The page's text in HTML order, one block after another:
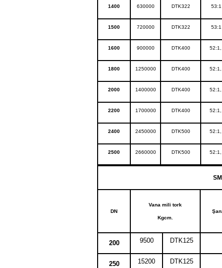
1400 630000 DTK322
1500 720000 DTK322
1600 900000 DTK400
1800 1250000 DTK400
2000 1400000 DTK400
2200 1700000 DTK400
2400 2450000 DTK500
2500 2660000 DTK500
DN
Vana mili tork
Kgcm.
200 9500 DTK125
250 15200 DTK125